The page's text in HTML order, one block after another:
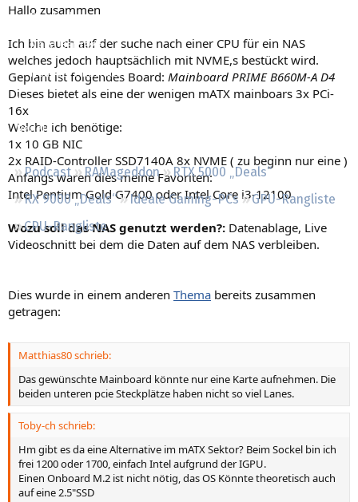
Empfohlene Inhalte
Neue Beiträge
Neueste Aktivitäten
Leserartikel
Regeln
Podcast RAMageddon
RTX 5000 „Deals“
RX 9000 „Deals“
Ideale Gaming-PCs
GPU-Rangliste
CPU-Rangliste
Hallo zusammen
Ich bin auch auf der suche nach einer CPU für ein NAS
welches jedoch hauptsächlich mit NVME,s bestückt wird.
Geplant ist folgendes Board: Mainboard PRIME B660M-A D4
Dieses bietet als eine der wenigen mATX mainboars 3x PCi-
16x
Welche ich benötige:
1x 10 GB NIC
2x RAID-Controller SSD7140A 8x NVME ( zu beginn nur eine )
Anfangs waren dies meine Favoriten:
Intel Pentium Gold G7400 oder Intel Core i3-12100
Wozu soll das NAS genutzt werden?: Datenablage, Live
Videoschnitt bei dem die Daten auf dem NAS verbleiben.
Dies wurde in einem anderen Thema bereits zusammen
getragen:
Matthias80 schrieb:
Das gewünschte Mainboard könnte nur eine Karte aufnehmen. Die
beiden unteren pcie Steckplätze haben nicht so viel Lanes.
Toby-ch schrieb:
Hm gibt es da eine Alternative im mATX Sektor? Beim Sockel bin ich
frei 1200 oder 1700, einfach Intel aufgrund der IGPU.
Einen Onboard M.2 ist nicht nötig, das OS Könnte theoretisch auch
auf eine 2.5"SSD